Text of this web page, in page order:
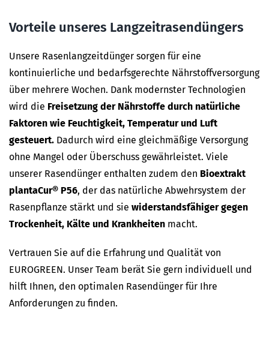
Vorteile unseres Langzeitrasendüngers
Unsere Rasenlangzeitdünger sorgen für eine
kontinuierliche und bedarfsgerechte Nährstoffversorgung
über mehrere Wochen. Dank modernster Technologien
wird die Freisetzung der Nährstoffe durch natürliche
Faktoren wie Feuchtigkeit, Temperatur und Luft
gesteuert. Dadurch wird eine gleichmäßige Versorgung
ohne Mangel oder Überschuss gewährleistet. Viele
unserer Rasendünger enthalten zudem den Bioextrakt
plantaCur® P56, der das natürliche Abwehrsystem der
Rasenpflanze stärkt und sie widerstandsfähiger gegen
Trockenheit, Kälte und Krankheiten macht.
Vertrauen Sie auf die Erfahrung und Qualität von
EUROGREEN. Unser Team berät Sie gern individuell und
hilft Ihnen, den optimalen Rasendünger für Ihre
Anforderungen zu finden.